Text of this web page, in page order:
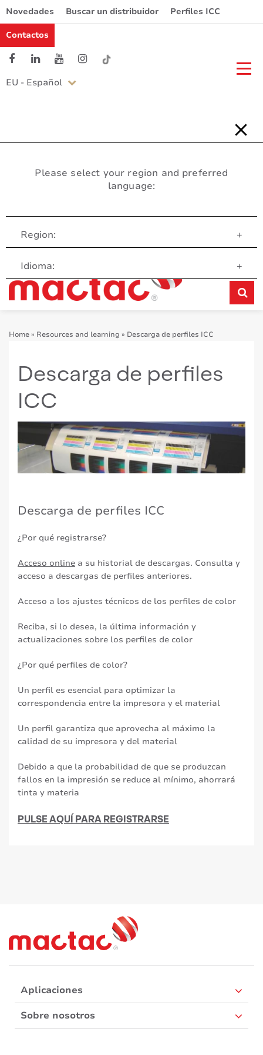
Novedades Buscar un distribuidor Perfiles ICC
Contactos
EU - Español
Please select your region and preferred
language:
Region: +
Idioma: +
Servicio al Cliente
Home» Resources and learning » Descarga de perfiles ICC
Descarga de perfiles
ICC
Descarga de perfiles ICC
¿Por qué registrarse?
Acceso online a su historial de descargas. Consulta y
acceso a descargas de perfiles anteriores.
Acceso a los ajustes técnicos de los perfiles de color
Reciba, si lo desea, la última información y
actualizaciones sobre los perfiles de color
¿Por qué perfiles de color?
Un perfil es esencial para optimizar la
correspondencia entre la impresora y el material
Un perfil garantiza que aprovecha al máximo la
calidad de su impresora y del material
Debido a que la probabilidad de que se produzcan
fallos en la impresión se reduce al mínimo, ahorrará
tinta y materia
PULSE AQUÍ PARA REGISTRARSE
Aplicaciones
Sobre nosotros